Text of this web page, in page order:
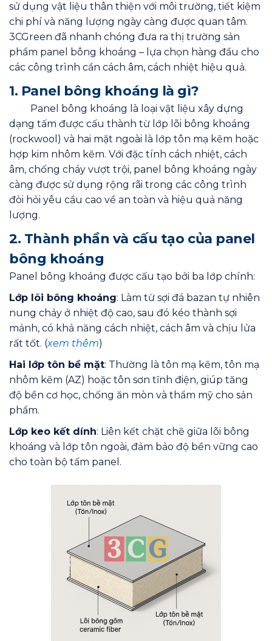
sử dụng vật liệu thân thiện với môi trường, tiết kiệm
chi phí và năng lượng ngày càng được quan tâm.
3CGreen đã nhanh chóng đưa ra thị trường sản
phẩm panel bông khoáng – lựa chọn hàng đầu cho
các công trình cần cách âm, cách nhiệt hiệu quả.
1. Panel bông khoáng là gì?
Panel bông khoáng là loại vật liệu xây dựng
dạng tấm được cấu thành từ lớp lõi bông khoáng
(rockwool) và hai mặt ngoài là lớp tôn mạ kẽm hoặc
hợp kim nhôm kẽm. Với đặc tính cách nhiệt, cách
âm, chống cháy vượt trội, panel bông khoáng ngày
càng được sử dụng rộng rãi trong các công trình
đòi hỏi yêu cầu cao về an toàn và hiệu quả năng
lượng.
2. Thành phần và cấu tạo của panel
bông khoáng
Panel bông khoáng được cấu tạo bởi ba lớp chính:
Lớp lõi bông khoáng: Làm từ sợi đá bazan tự nhiên
nung chảy ở nhiệt độ cao, sau đó kéo thành sợi
mảnh, có khả năng cách nhiệt, cách âm và chịu lửa
rất tốt. (xem thêm)
Hai lớp tôn bề mặt: Thường là tôn mạ kẽm, tôn mạ
nhôm kẽm (AZ) hoặc tôn sơn tĩnh điện, giúp tăng
độ bền cơ học, chống ăn mòn và thẩm mỹ cho sản
phẩm.
Lớp keo kết dính: Liên kết chặt chẽ giữa lõi bông
khoáng và lớp tôn ngoài, đảm bảo độ bền vững cao
cho toàn bộ tấm panel.